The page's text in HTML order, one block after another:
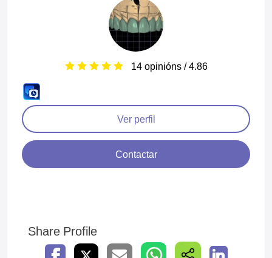
14 opinións / 4.86
Ver perfil
Contactar
Share Profile